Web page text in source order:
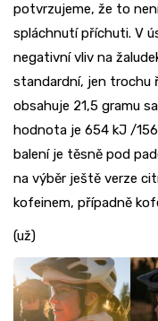
potvrzujeme, že to
spláchnutí příchuti. V
negativní vliv na
standardní, jen trochu
obsahuje 21,5 gramu
hodnota je 654 kJ /
balení je těsně pod
na výběr ještě verze
kofeinem, případně
(už)